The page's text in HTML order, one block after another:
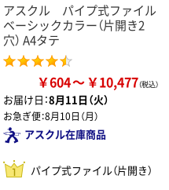
アスクル パイプ式ファイル
ベーシックカラー（片開き2
穴） A4タテ
￥604 ￥10,477
お届け日：8月11日（火）
お急ぎ便：8月10日（月）
アスクル在庫商品
パイプ式ファイル（片開き）